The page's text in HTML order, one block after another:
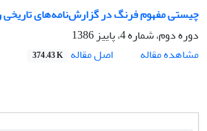
چیستی مفهوم فرنگ در گزارش‌نامه‌های تاریخی
دوره دوم، شماره 4، پاییز 1386
مشاهده مقاله
اصل مقاله 374.43 K